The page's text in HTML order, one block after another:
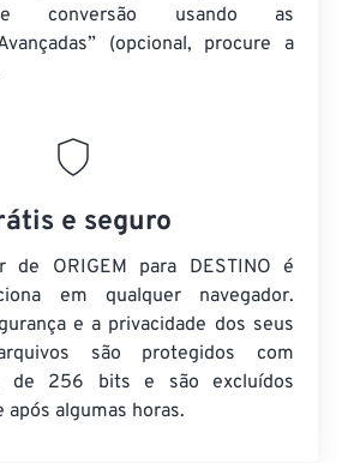
conversão usando as
(opcional, procure a
e seguro
de ORIGEM para DESTINO é
em qualquer navegador.
e a privacidade dos seus
são protegidos com
de 256 bits e são excluídos
algumas horas.